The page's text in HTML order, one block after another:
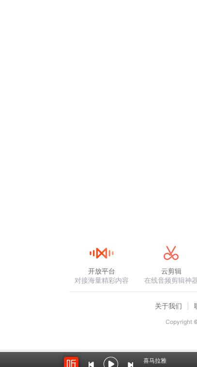
一条，都可以成为经销商，然后获得
翻盘、改变命运、抓住风口、抢占先机
在前面的视频中，我们也介绍了传销
喜马拉雅
开放平台
对接海量精彩内容
云剪辑
在线音频剪辑神
关于我们
Copyright